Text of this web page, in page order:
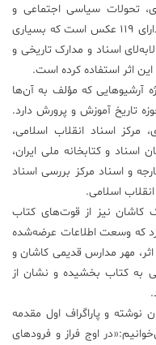
تحولات سیاسی اجتماعی و
چالش‌های آموزش و پرورش کاشان. کتاب دارای ۱۱۹ عکس است که بسیاری
اسناد و مدارک تاریخی و
اثر استفاده کرده است.
آرشیوهایی که مؤلف به آن‌ها
تاریخ آموزش و پرورش دارد.
مرکز اسناد انقلاب اسلامی،
اسناد و کتابخانه ملی ایران،
و اسناد مرکز بررسی اسناد
اسلامی.
کاشان نیز از قوت‌های کتاب
جدول و ۳۴ ضمیمه دارد که وسعت اطلاعات عرضه‌شده
مهر مدارس قدیمی کاشان و
به کتاب بخشیده و نشان از
و پاراگراف اول مقدمه
اوج فراز و فرودهای